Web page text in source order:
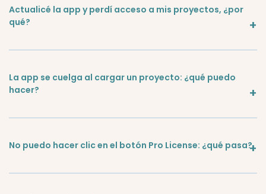
Actualicé la app y perdí acceso a mis proyectos, ¿por
qué?
La app se cuelga al cargar un proyecto: ¿qué puedo
hacer?
No puedo hacer clic en el botón Pro License: ¿qué pasa?